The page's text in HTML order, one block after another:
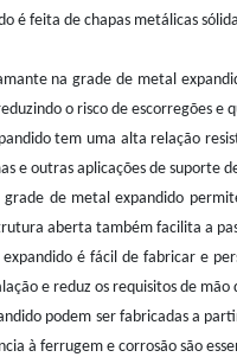
é feita de chapas metálicas
na grade de metal
o risco de escorregões e
tem uma alta relação
e outras aplicações de suporte
de metal expandido
aberta também facilita a
é fácil de fabricar e
e reduz os requisitos de mão
podem ser fabricadas a
à ferrugem e corrosão são